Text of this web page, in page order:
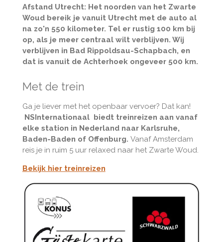
Afstand Utrecht: Het noorden van het Zwarte
Woud bereik je vanuit Utrecht met de auto al
na zo'n 550 kilometer. Tel er rustig 100 km bij
op, als je meer centraal wilt verblijven. Wij
verblijven in Bad Rippoldsau-Schapbach, en
dat is vanuit de Achterhoek ongeveer 500 km.
Met de trein
Ga je liever met het openbaar vervoer? Dat kan!
NSInternationaal biedt treinreizen aan vanaf
elke station in Nederland naar Karlsruhe,
Baden-Baden of Offenburg. Vanaf Amsterdam
reis je in ruim 5 uur relaxed naar het Zwarte Woud.
Bekijk hier treinreizen